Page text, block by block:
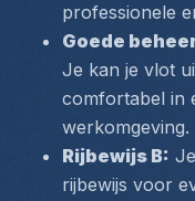
professionele
Goede
Je kan je vlot
comfortabel in
werkomgeving.
Rijbewijs B:
rijbewijs voor